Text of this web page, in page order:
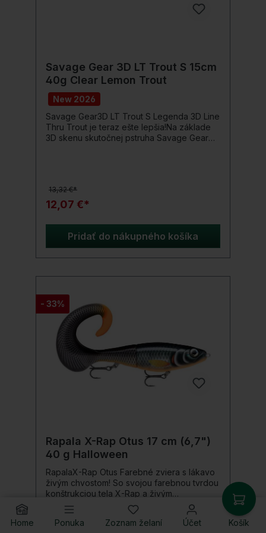
Savage Gear 3D LT Trout S 15cm
40g Clear Lemon Trout
New 2026
Savage Gear3D LT Trout S Legenda 3D Line
Thru Trout je teraz ešte lepšia!Na základe
3D skenu skutočnej pstruha Savage Gear
a robustným oceľovým lankom Carbon-49.
Všetky kanály Line-Thru sú dostatočne
široké, aby sa oceľové lanko mohlo ľahko
preťahovať a meniť.Detaily produktu: Dĺžka:
15 cm Hmotnosť: 40 g Farba: Clear Lemon
Trout 3D skenované detaily Výnimočné,
realistické plavecké pohyby Spoje
brade pre nastavenie ponorovej hĺbky
ostré háčiky SGY ochranné, opakovane
použiteľné klipové balenie Veľkosť háčika:
13,32 €*
12,07 €*
Pridať do nákupného košíka
- 33%
Rapala X-Rap Otus 17 cm (6,7")
40 g Halloween
RapalaX-Rap Otus Farebné zviera s lákavo
živým chvostom! So svojou farebnou tvrdou
konštrukciou tela X-Rap a živým
kosáčikovým chvostom kombinuje X-Rap
Otus mnoho vlastností, ktoré sú pre dravé
ryby takmer neodolateľné. Vďaka týmto
Home Ponuka Zoznam želaní Účet Košík